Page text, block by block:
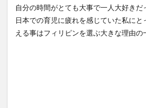
自分の時間がとても大事で一人大好きだ
日本での育児に疲れを感じていた私にと
える事はフィリピンを選ぶ大きな理由の